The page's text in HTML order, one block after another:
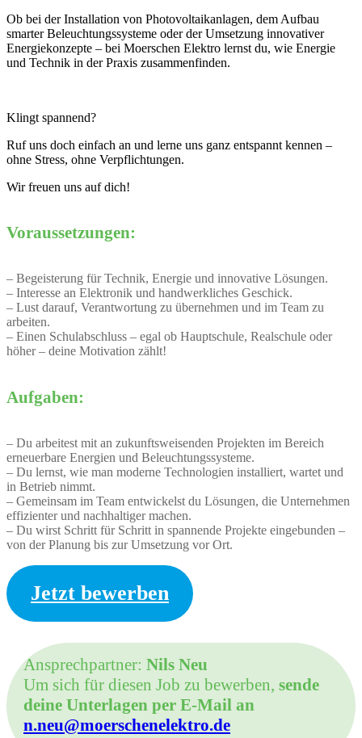
Ob bei der Installation von Photovoltaikanlagen, dem Aufbau
smarter Beleuchtungssysteme oder der Umsetzung innovativer
Energiekonzepte – bei Moerschen Elektro lernst du, wie Energie
und Technik in der Praxis zusammenfinden.
Klingt spannend?
Ruf uns doch einfach an und lerne uns ganz entspannt kennen –
ohne Stress, ohne Verpflichtungen.
Wir freuen uns auf dich!
Voraussetzungen:
– Begeisterung für Technik, Energie und innovative Lösungen.
– Interesse an Elektronik und handwerkliches Geschick.
– Lust darauf, Verantwortung zu übernehmen und im Team zu
arbeiten.
– Einen Schulabschluss – egal ob Hauptschule, Realschule oder
höher – deine Motivation zählt!
Aufgaben:
– Du arbeitest mit an zukunftsweisenden Projekten im Bereich
erneuerbare Energien und Beleuchtungssysteme.
– Du lernst, wie man moderne Technologien installiert, wartet und
in Betrieb nimmt.
– Gemeinsam im Team entwickelst du Lösungen, die Unternehmen
effizienter und nachhaltiger machen.
– Du wirst Schritt für Schritt in spannende Projekte eingebunden –
von der Planung bis zur Umsetzung vor Ort.
Jetzt bewerben
Ansprechpartner: Nils Neu
Um sich für diesen Job zu bewerben, sende
deine Unterlagen per E-Mail an
n.neu@moerschenelektro.de